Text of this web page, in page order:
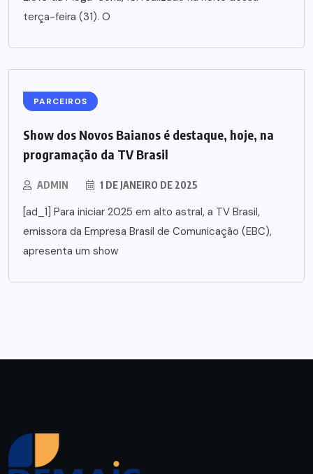
terça-feira (31). O
PARCEIROS
Show dos Novos Baianos é destaque, hoje, na
programação da TV Brasil
ADMIN 1 DE JANEIRO DE 2025
[ad_1] Para iniciar 2025 em alto astral, a TV Brasil,
emissora da Empresa Brasil de Comunicação (EBC),
apresenta um show